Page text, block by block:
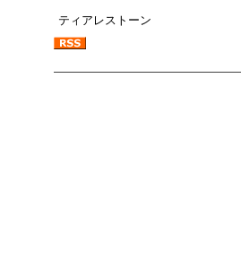
ティアレストーン